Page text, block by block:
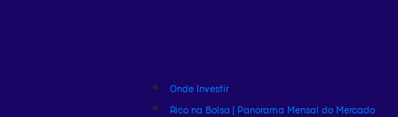
Onde Investir
Rico na Bolsa | Panorama Mensal do Mercado